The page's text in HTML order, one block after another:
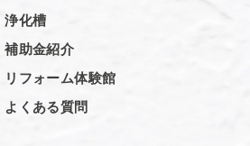
浄化槽
補助金紹介
リフォーム体験館
よくある質問